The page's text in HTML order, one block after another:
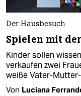
Der Hausbesuch
Spielen mit
Kinder sollen
verkaufen zwei
weiße Vater-
Von Luciana